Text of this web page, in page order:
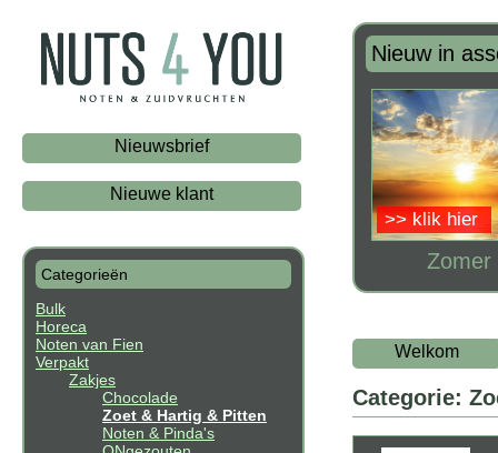
Nieuwsbrief
Nieuwe klant
Categorieën
Bulk
Horeca
Noten van Fien
Verpakt
Zakjes
Chocolade
Zoet & Hartig & Pitten
Noten & Pinda's
Nieuw in
Zomer
>> klik hier
Welkom
Categorie: